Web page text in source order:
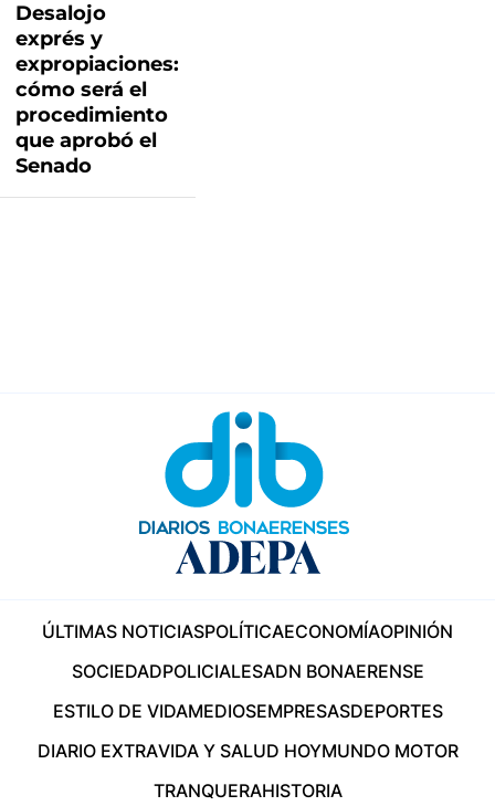
Desalojo
exprés y
expropiaciones:
cómo será el
procedimiento
que aprobó el
Senado
ÚLTIMAS NOTICIASPOLÍTICAECONOMÍAOPINIÓN
SOCIEDADPOLICIALESADN BONAERENSE
ESTILO DE VIDAMEDIOSEMPRESASDEPORTES
DIARIO EXTRAVIDA Y SALUD HOYMUNDO MOTOR
TRANQUERAHISTORIA